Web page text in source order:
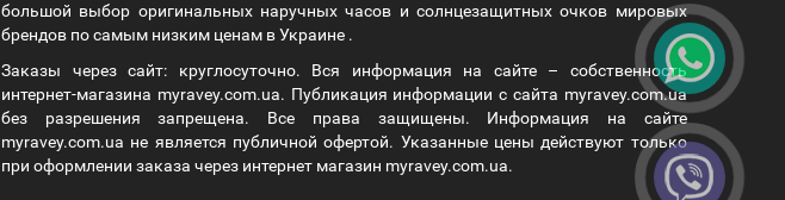
большой выбор оригинальных наручных часов и солнцезащитных очков мировых
брендов по самым низким ценам в Украине .
Заказы через сайт: круглосуточно. Вся информация на сайте – собственность
интернет-магазина myravey.com.ua. Публикация информации с сайта myravey.com.ua
без разрешения запрещена. Все права защищены. Информация на сайте
myravey.com.ua не является публичной офертой. Указанные цены действуют только
при оформлении заказа через интернет магазин myravey.com.ua.